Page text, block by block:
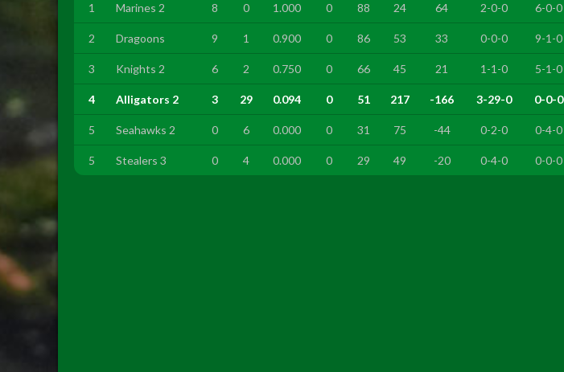
1 Marines 2 8 0 1.000 0 88 24 64 2-0-0 6-0-0
2 Dragoons 9 1 0.900 0 86 53 33 0-0-0 9-1-0
3 Knights 2 6 2 0.750 0 66 45 21 1-1-0 5-1-0
4 Alligators 2 3 29 0.094 0 51 217 -166 3-29-0 0-0-0
5 Seahawks 2 0 6 0.000 0 31 75 -44 0-2-0 0-4-0
5 Stealers 3 0 4 0.000 0 29 49 -20 0-4-0 0-0-0